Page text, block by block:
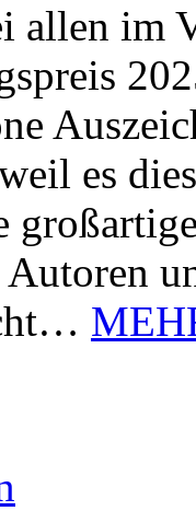
allen im
es